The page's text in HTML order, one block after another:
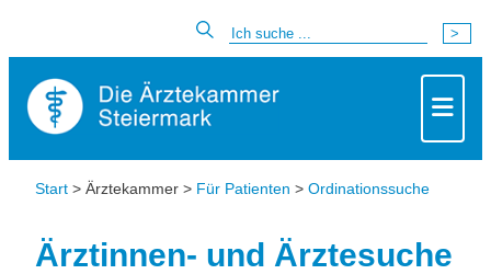
Start > Ärztekammer > Für Patienten > Ordinationssuche
Ärztinnen- und Ärztesuche